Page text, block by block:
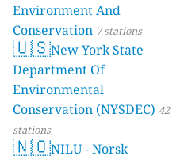
Environment And
Conservation 7 stations
🇺🇸New York State
Department Of
Environmental
Conservation (NYSDEC) 42
stations
🇳🇴NILU - Norsk